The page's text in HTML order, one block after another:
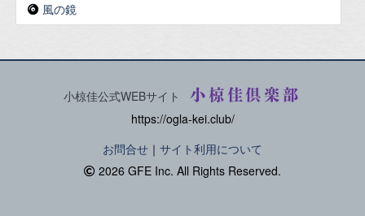
風の鏡
小椋佳公式WEBサイト 小椋佳倶楽部
https://ogla-kei.club/
お問合せ ｜ サイト利用について
2026 GFE Inc. All Rights Reserved.